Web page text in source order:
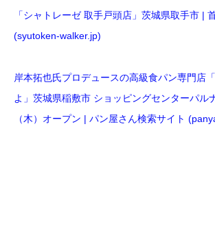
「シャトレーゼ 取手戸頭店」茨城県取手市 |
(syutoken-walker.jp)
岸本拓也氏プロデュースの高級食パン専門店
よ」茨城県稲敷市 ショッピングセンターパル
（木）オープン | パン屋さん検索サイト